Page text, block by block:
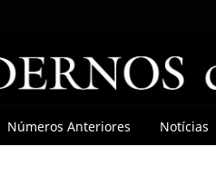
Números Anteriores Notícias